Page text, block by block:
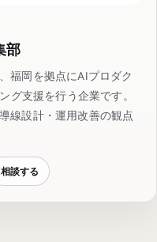
部
福岡を拠点にAIプロダク
グ支援を行う企業です。
線設計・運用改善の観点
相談する